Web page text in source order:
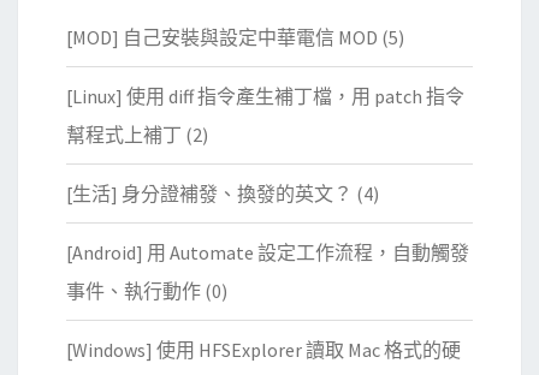
[MOD] 自己安裝與設定中華電信 MOD (5)
[Linux] 使用 diff 指令產生補丁檔，用 patch 指令
幫程式上補丁 (2)
[生活] 身分證補發、換發的英文？ (4)
[Android] 用 Automate 設定工作流程，自動觸發
事件、執行動作 (0)
[Windows] 使用 HFSExplorer 讀取 Mac 格式的硬